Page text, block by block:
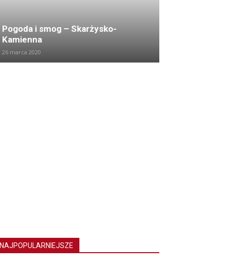
Pogoda i smog – Skarżysko-
Kamienna
26 marca 2020
NAJPOPULARNIEJSZE